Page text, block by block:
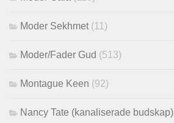
Moder Sekhmet (11)
Moder/Fader Gud (513)
Montague Keen (92)
Nancy Tate (kanaliserade budskap)